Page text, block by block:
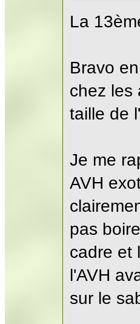
La
Bravo
chez les
taille de
Je me
AVH
pas
cadre et
l'AVH
sur le